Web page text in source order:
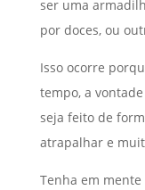
ser uma
por doces, ou
Isso ocorre
tempo, a
seja feito de
atrapalhar e
Tenha em